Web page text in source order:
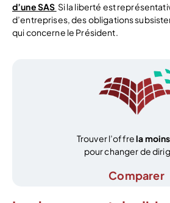
d’une SAS Si la liberté est
d’entreprises, des obligations
qui concerne le Président.
Trouver l’offrela
pour changer de
Comparer